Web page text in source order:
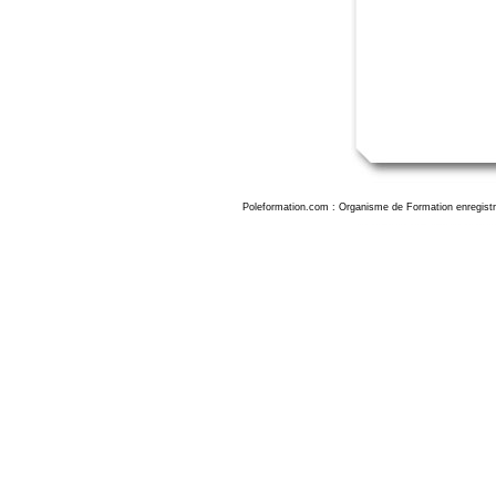
Poleformation.com : Organisme de Formation